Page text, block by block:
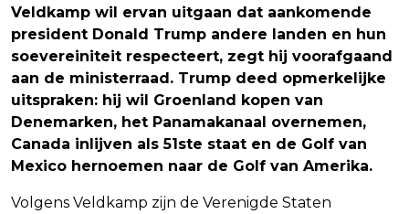
Veldkamp wil ervan uitgaan dat aankomende
president Donald Trump andere landen en hun
soevereiniteit respecteert, zegt hij voorafgaand
aan de ministerraad. Trump deed opmerkelijke
uitspraken: hij wil Groenland kopen van
Denemarken, het Panamakanaal overnemen,
Canada inlijven als 51ste staat en de Golf van
Mexico hernoemen naar de Golf van Amerika.
Volgens Veldkamp zijn de Verenigde Staten